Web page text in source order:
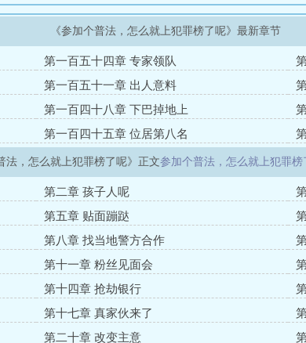
居然找素人。栏目组表示，真难做人。有剧本不行，现
纷纷下线。最不被看好的吕素，却一路上带给网友们惊喜
，恐怕是犯罪分子，提醒警方背调。背调结果，把吕素
期栏目，吕素不负众望，成功躲过警方一天一夜。顿时
之后，荣获‘贼匪女王’之称。也不知是怎么回事，她的‘贼
国内外的犯罪分子在榜单上看到她的时候，吕素被卷进了
悄然展开……
《参加个普法，怎么就上犯罪榜了呢》最新章节
第一百五十四章 专家领队
第一百五十一章 出人意料
第一百四十八章 下巴掉地上
第一百四十五章 位居第八名
法，怎么就上犯罪榜了呢》正文参加个普法，怎么就上犯罪榜
第二章 孩子人呢
第五章 贴面蹦跶
第八章 找当地警方合作
第十一章 粉丝见面会
第十四章 抢劫银行
第十七章 真家伙来了
第二十章 改变主意